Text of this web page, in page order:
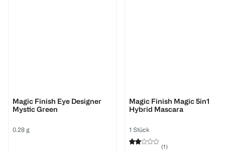
Magic Finish Eye Designer
Mystic Green
0.28 g
Magic Finish Magic 5in1
Hybrid Mascara
1 Stück
(1)